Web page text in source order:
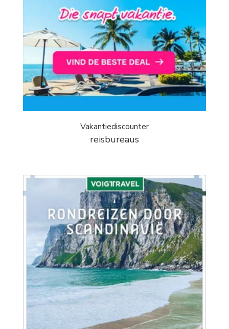
Vakantiediscounter
reisbureaus